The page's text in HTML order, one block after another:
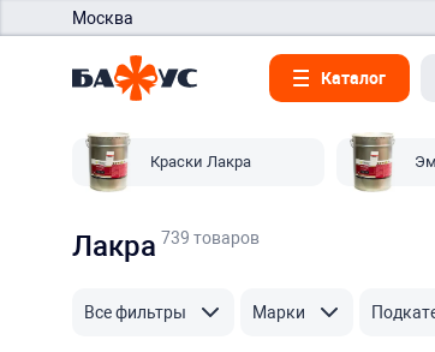
Москва
Каталог
Краски Лакра
Лакра 739 товаров
Все фильтры Марки